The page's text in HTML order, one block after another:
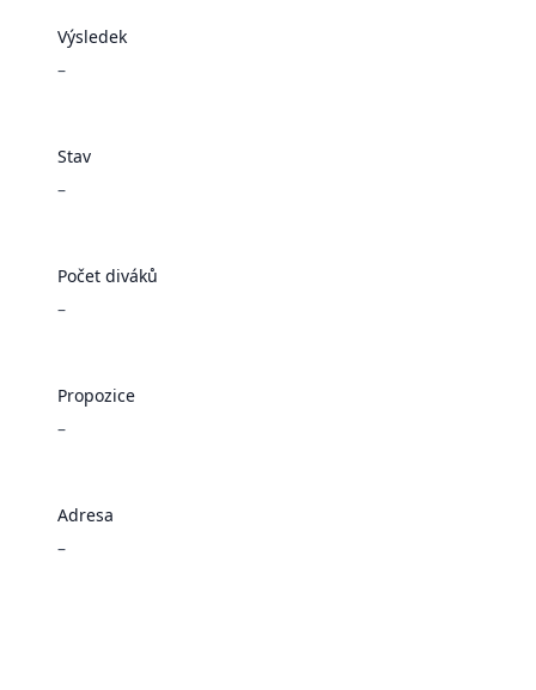
Výsledek
–
Stav
–
Počet diváků
–
Propozice
–
Adresa
–